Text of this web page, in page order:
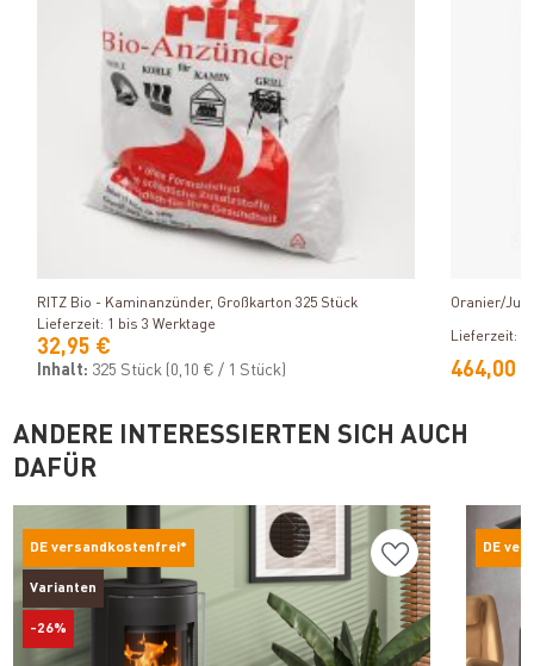
Produkt ansehen
RITZ Bio - Kaminanzünder, Großkarton 325 Stück
Lieferzeit: 1 bis 3 Werktage
32,95 €
Inhalt: 325 Stück (0,10 € / 1 Stück)
Oranier/
Lieferzeit: 1
464,00
ANDERE INTERESSIERTEN SICH AUCH
DAFÜR
DE versandkostenfrei*
Varianten
-26%
DE